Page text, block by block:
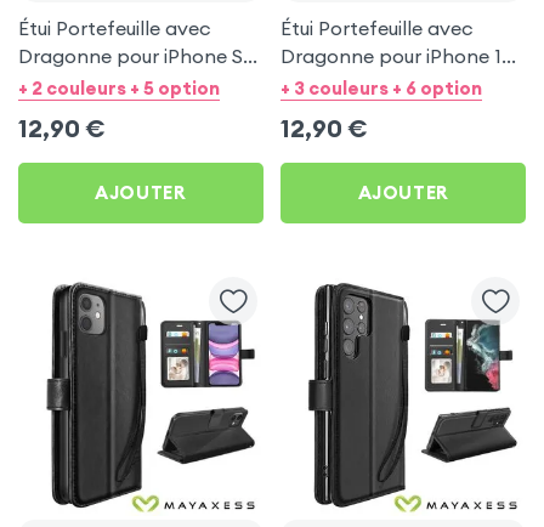
Étui Portefeuille avec
Dragonne pour iPhone SE
2020 / 2022, 8 et 7 - Noir
+ 2 couleurs + 5 option
12,90 €
AJOUTER
Étui Portefeuille avec
Dragonne pour iPhone 16e
- Noir Mayaxess
+ 3 couleurs + 6 option
12,90 €
AJOUTER